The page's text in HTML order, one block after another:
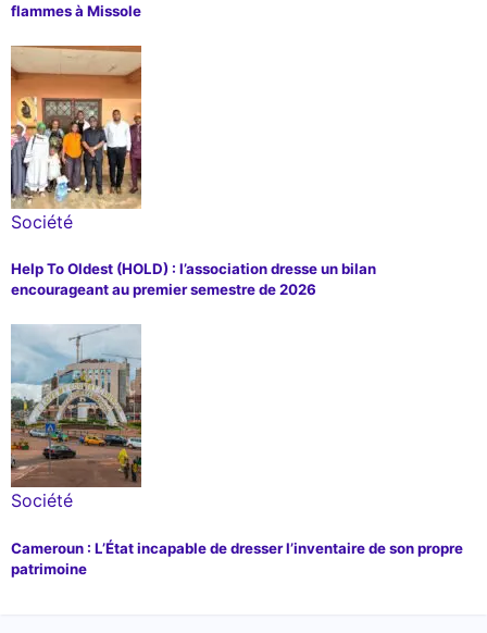
flammes à Missole
Société
Help To Oldest (HOLD) : l’association dresse un bilan
encourageant au premier semestre de 2026
Société
Cameroun : L’État incapable de dresser l’inventaire de son propre
patrimoine